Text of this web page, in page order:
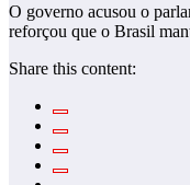
O governo acusou o
reforçou que o Brasil
Share this content: